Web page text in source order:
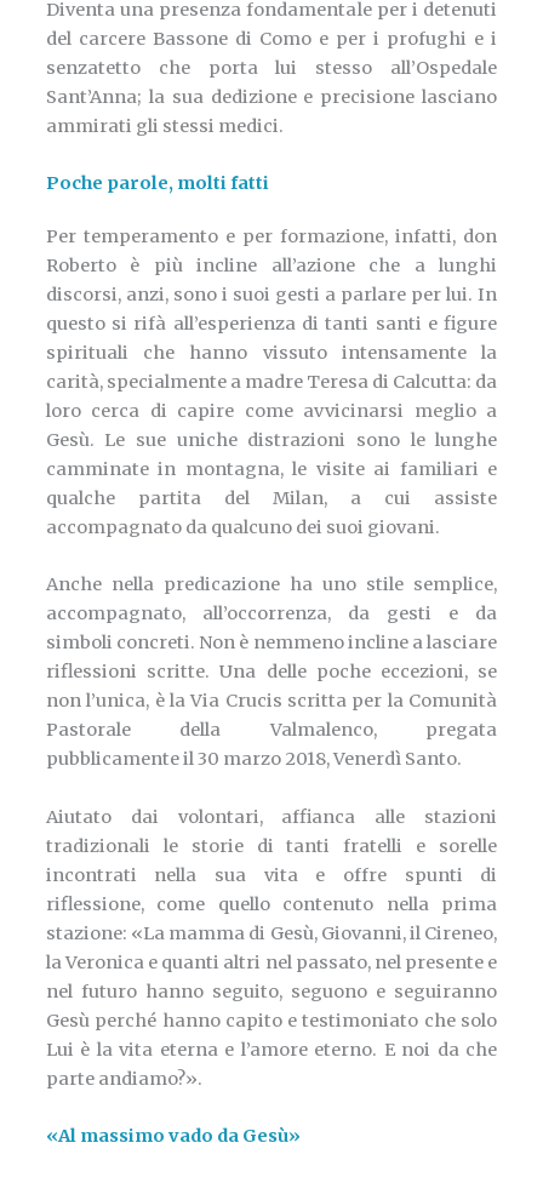
Diventa una presenza fondamentale per i detenuti
del carcere Bassone di Como e per i profughi e i
senzatetto che porta lui stesso all’Ospedale
Sant’Anna; la sua dedizione e precisione lasciano
ammirati gli stessi medici.
Poche parole, molti fatti
Per temperamento e per formazione, infatti, don
Roberto è più incline all’azione che a lunghi
discorsi, anzi, sono i suoi gesti a parlare per lui. In
questo si rifà all’esperienza di tanti santi e figure
spirituali che hanno vissuto intensamente la
carità, specialmente a madre Teresa di Calcutta: da
loro cerca di capire come avvicinarsi meglio a
Gesù. Le sue uniche distrazioni sono le lunghe
camminate in montagna, le visite ai familiari e
qualche partita del Milan, a cui assiste
accompagnato da qualcuno dei suoi giovani.
Anche nella predicazione ha uno stile semplice,
accompagnato, all’occorrenza, da gesti e da
simboli concreti. Non è nemmeno incline a lasciare
riflessioni scritte. Una delle poche eccezioni, se
non l’unica, è la Via Crucis scritta per la Comunità
Pastorale della Valmalenco, pregata
pubblicamente il 30 marzo 2018, Venerdì Santo.
Aiutato dai volontari, affianca alle stazioni
tradizionali le storie di tanti fratelli e sorelle
incontrati nella sua vita e offre spunti di
riflessione, come quello contenuto nella prima
stazione: «La mamma di Gesù, Giovanni, il Cireneo,
la Veronica e quanti altri nel passato, nel presente e
nel futuro hanno seguito, seguono e seguiranno
Gesù perché hanno capito e testimoniato che solo
Lui è la vita eterna e l’amore eterno. E noi da che
parte andiamo?».
«Al massimo vado da Gesù»